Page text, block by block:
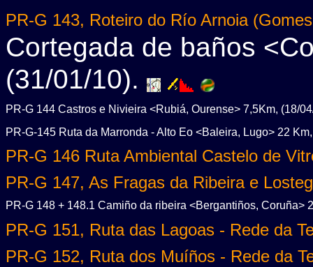
PR-G 143, Roteiro do Río Arnoia
Cortegada de baños
(31/01/10).
PR-G 144 Castros e Nivieira <Rubiá, Ourense> 7,5Km, (18/
PR-G-145 Ruta da Marronda - Alto Eo <Baleira, Lugo> 22
PR-G 146 Ruta Ambiental Castelo de
PR-G 147, As Fragas da Ribeira e
PR-G 148 + 148.1 Camiño da ribeira <Bergantiños, Coruña>
PR-G 151, Ruta das Lagoas - Rede da
PR-G 152, Ruta dos Muíños - Rede da